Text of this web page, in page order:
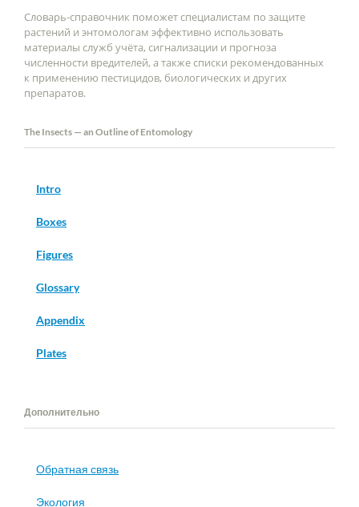
Словарь-справочник поможет специалистам по защите
растений и энтомологам эффективно использовать
материалы служб учёта, сигнализации и прогноза
численности вредителей, а также списки рекомендованных
к применению пестицидов, биологических и других
препаратов.
The Insects — an Outline of Entomology
Intro
Boxes
Figures
Glossary
Appendix
Plates
Дополнительно
Обратная связь
Экология